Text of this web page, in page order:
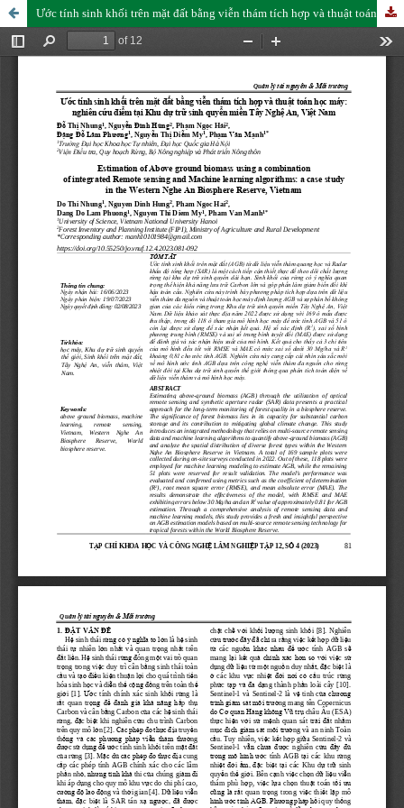
Ước tính sinh khối trên mặt đất bằng viễn thám tích hợp và thuật toán học máy: nghiên cứu điểm tại Khu dự trữ sinh quyển miền Tây Nghệ An, Việt Nam